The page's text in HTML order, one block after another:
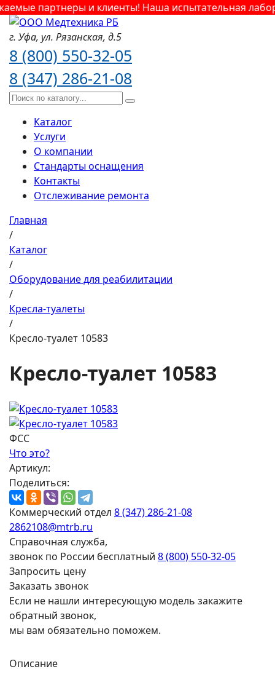
партнеры и клиенты! Наша испытательная
г. Уфа, ул. Рязанская, д.5
8 (800) 550-32-05
8 (347) 286-21-08
Каталог
Услуги
О компании
Стандарты оснащения
Контакты
Отслеживание ремонта
Главная
/
Каталог
/
Оборудование для реабилитации
/
Кресла-туалеты
/
Кресло-туалет 10583
Кресло-туалет 10583
ФСС
Что это?
Артикул:
Поделиться:
Коммерческий отдел 8 (347) 286-21-08
2862108@mtrb.ru
Справочная служба,
звонок по России бесплатный 8 (800) 550-32-05
Запросить цену
Заказать звонок
Если не нашли интересующую модель закажите
обратный звонок,
мы вам обязательно поможем.
Описание